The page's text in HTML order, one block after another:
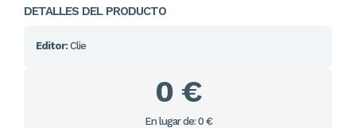
DETALLES DEL PRODUCTO
Editor: Clie
0 €
En lugar de: 0 €